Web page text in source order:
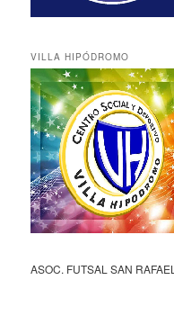
VILLA HIPÓDROMO
ASOC. FUTSAL SAN RAFAEL